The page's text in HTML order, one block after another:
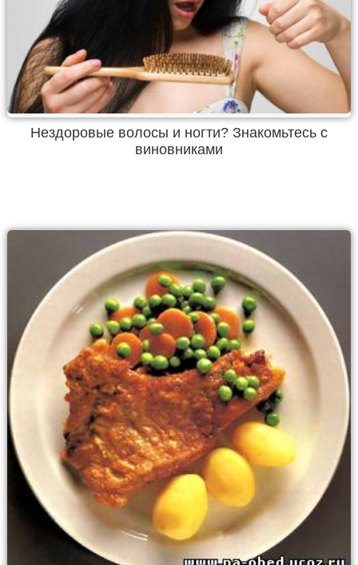
Нездоровые волосы и ногти? Знакомьтесь с
виновниками